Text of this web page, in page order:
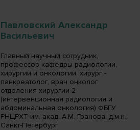
Павловский Александр
Васильевич
Главный научный сотрудник,
профессор кафедры радиологии,
хирургии и онкологии, хирург -
панкреатолог, врач онколог
отделения хирургии 2
(интервенционная радиология и
абдоминальная онкология) ФБГУ
РНЦРХТ им. акад. А.М. Гранова, д.м.н.,
Санкт-Петербург